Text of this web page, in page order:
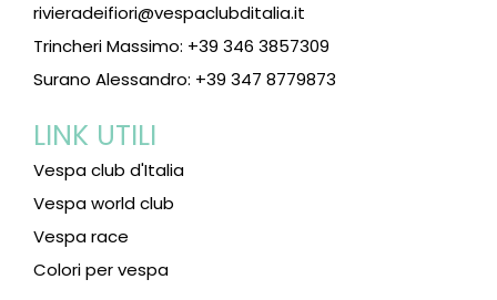
rivieradeifiori@vespaclubditalia.it
Trincheri Massimo: +39 346 3857309
Surano Alessandro: +39 347 8779873
LINK UTILI
Vespa club d'Italia
Vespa world club
Vespa race
Colori per vespa